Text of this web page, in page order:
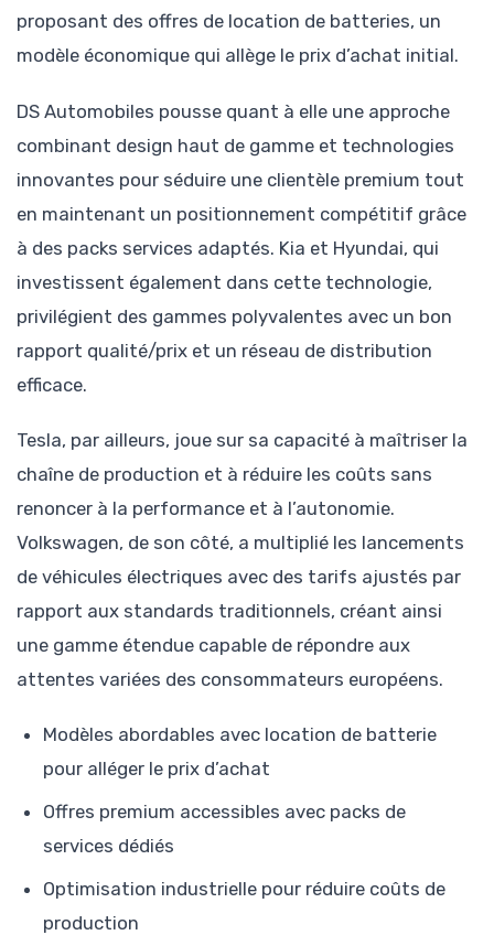
proposant des offres de location de batteries, un
modèle économique qui allège le prix d’achat initial.
DS Automobiles pousse quant à elle une approche
combinant design haut de gamme et technologies
innovantes pour séduire une clientèle premium tout
en maintenant un positionnement compétitif grâce
à des packs services adaptés. Kia et Hyundai, qui
investissent également dans cette technologie,
privilégient des gammes polyvalentes avec un bon
rapport qualité/prix et un réseau de distribution
efficace.
Tesla, par ailleurs, joue sur sa capacité à maîtriser la
chaîne de production et à réduire les coûts sans
renoncer à la performance et à l’autonomie.
Volkswagen, de son côté, a multiplié les lancements
de véhicules électriques avec des tarifs ajustés par
rapport aux standards traditionnels, créant ainsi
une gamme étendue capable de répondre aux
attentes variées des consommateurs européens.
Modèles abordables avec location de batterie
pour alléger le prix d’achat
Offres premium accessibles avec packs de
services dédiés
Optimisation industrielle pour réduire coûts de
production